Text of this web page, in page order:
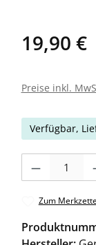
19,90 €
Preise inkl.
Verfügbar,
Zum